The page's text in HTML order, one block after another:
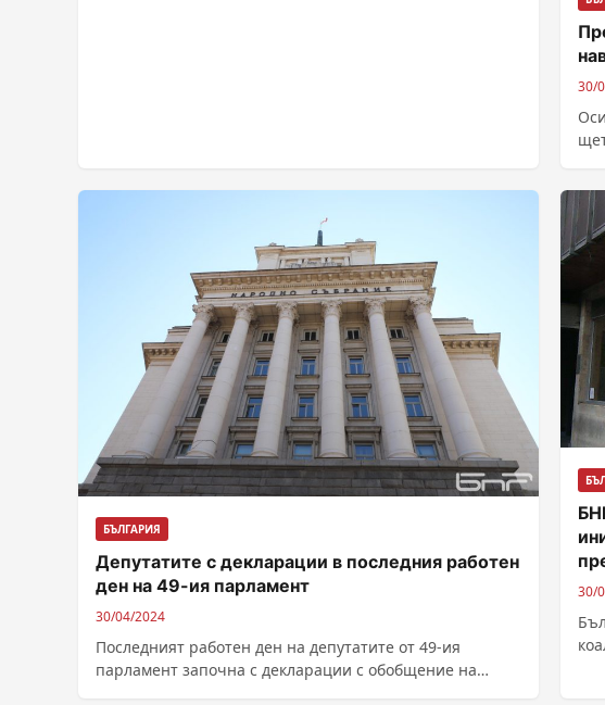
30/
БЪЛГАРИЯ
Депутатите с декларации в последния работен
ден на 49-ия парламент
30/04/2024
Последният работен ден на депутатите от 49-ия
парламент започна с декларации с обобщение на
30/